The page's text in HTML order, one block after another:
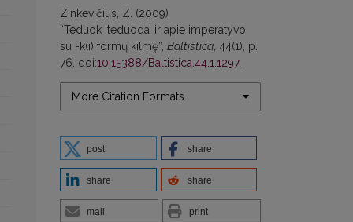
Zinkevičius, Z. (2009)
“Teduok ‘teduoda’ ir apie imperatyvo
su -k(i) formų kilmę”, Baltistica , 44(1), p.
76. doi:10.15388/Baltistica.44.1.1297.
More Citation Formats
post share
share share
mail print